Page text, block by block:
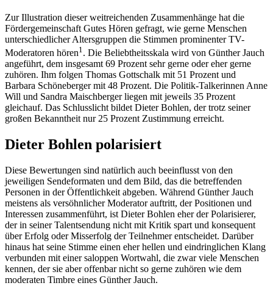
Zur Illustration dieser weitreichenden Zusammenhänge hat die
Fördergemeinschaft Gutes Hören gefragt, wie gerne Menschen
unterschiedlicher Altersgruppen die Stimmen prominenter TV-
Moderatoren hören1 . Die Beliebtheitsskala wird von Günther Jauch
angeführt, dem insgesamt 69 Prozent sehr gerne oder eher gerne
zuhören. Ihm folgen Thomas Gottschalk mit 51 Prozent und
Barbara Schöneberger mit 48 Prozent. Die Politik-Talkerinnen Anne
Will und Sandra Maischberger liegen mit jeweils 35 Prozent
gleichauf. Das Schlusslicht bildet Dieter Bohlen, der trotz seiner
großen Bekanntheit nur 25 Prozent Zustimmung erreicht.
Dieter Bohlen polarisiert
Diese Bewertungen sind natürlich auch beeinflusst von den
jeweiligen Sendeformaten und dem Bild, das die betreffenden
Personen in der Öffentlichkeit abgeben. Während Günther Jauch
meistens als versöhnlicher Moderator auftritt, der Positionen und
Interessen zusammenführt, ist Dieter Bohlen eher der Polarisierer,
der in seiner Talentsendung nicht mit Kritik spart und konsequent
über Erfolg oder Misserfolg der Teilnehmer entscheidet. Darüber
hinaus hat seine Stimme einen eher hellen und eindringlichen Klang
verbunden mit einer saloppen Wortwahl, die zwar viele Menschen
kennen, der sie aber offenbar nicht so gerne zuhören wie dem
moderaten Timbre eines Günther Jauch.